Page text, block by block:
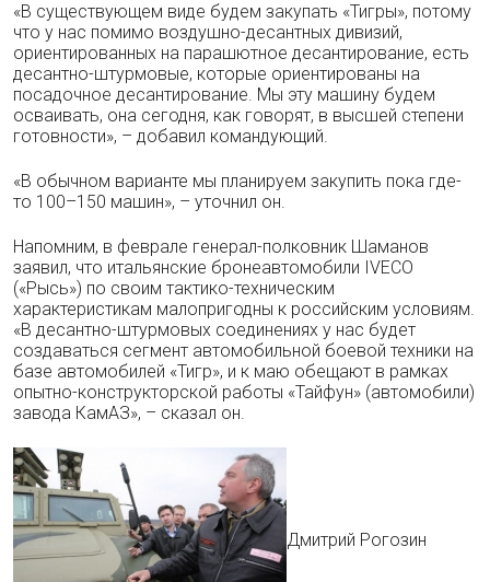
«В существующем виде будем закупать «Тигры», потому
что у нас помимо воздушно-десантных дивизий,
ориентированных на парашютное десантирование, есть
десантно-штурмовые, которые ориентированы на
посадочное десантирование. Мы эту машину будем
осваивать, она сегодня, как говорят, в высшей степени
готовности», – добавил командующий.
«В обычном варианте мы планируем закупить пока где-
то 100–150 машин», – уточнил он.
Напомним, в феврале генерал-полковник Шаманов
заявил, что итальянские бронеавтомобили IVECO
(«Рысь») по своим тактико-техническим
характеристикам малопригодны к российским условиям.
«В десантно-штурмовых соединениях у нас будет
создаваться сегмент автомобильной боевой техники на
базе автомобилей «Тигр», и к маю обещают в рамках
опытно-конструкторской работы «Тайфун» (автомобили)
завода КамАЗ», – сказал он.
Дмитрий Рогозин